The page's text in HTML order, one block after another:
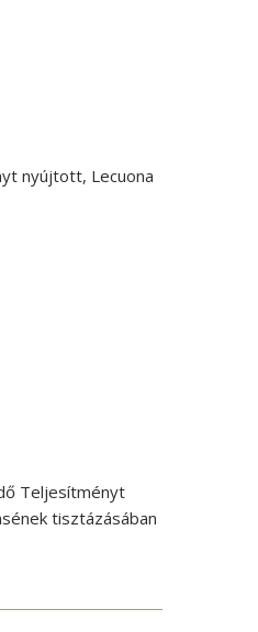
nyújtott, Lecuona
Teljesítményt
tisztázásában